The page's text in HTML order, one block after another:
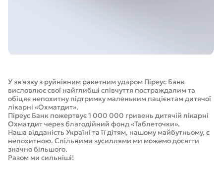
У зв'язку з руйнівним ракетним ударом Піреус Банк
висловлює свої найглибші співчуття постраждалим та
обіцяє непохитну підтримку маленьким пацієнтам дитячої
лікарні «Охматдит».
Піреус Банк пожертвує 1 000 000 гривень дитячій лікарні
Охматдит через благодійний фонд «Таблеточки».
Наша відданість Україні та її дітям, нашому майбутньому, є
непохитною. Спільними зусиллями ми можемо досягти
значно більшого.
Разом ми сильніші!